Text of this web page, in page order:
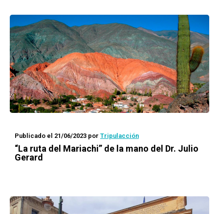
Publicado el 21/06/2023 por Tripulacción
“La ruta del Mariachi” de la mano del Dr. Julio
Gerard